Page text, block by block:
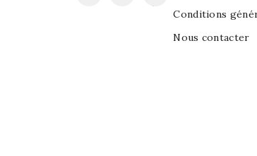
Conditions
Nous contacter